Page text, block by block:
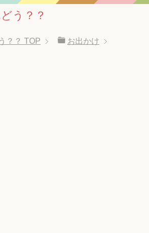
う？？
？？ TOP お出かけ